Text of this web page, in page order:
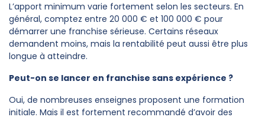
L’apport minimum varie fortement selon les secteurs. En
général, comptez entre 20 000 € et 100 000 € pour
démarrer une franchise sérieuse. Certains réseaux
demandent moins, mais la rentabilité peut aussi être plus
longue à atteindre.
Peut-on se lancer en franchise sans expérience ?
Oui, de nombreuses enseignes proposent une formation
initiale. Mais il est fortement recommandé d’avoir des